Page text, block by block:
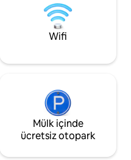
yerel
kısa bir tramvay
Yakınlarda
dükkanlar vardır.
également
Wifi
Mülk içinde
ücretsiz otopark